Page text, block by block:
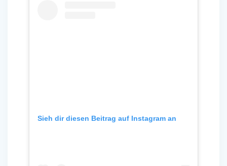
Sieh dir diesen Beitrag auf Instagram an